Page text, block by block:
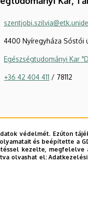
4400 Nyíregyháza Sóstói
Egészségtudományi Kar
+36 42 404 411 / 78112
védelmét. Ezúton
és beépítette a
kezelte,
olvashat el: